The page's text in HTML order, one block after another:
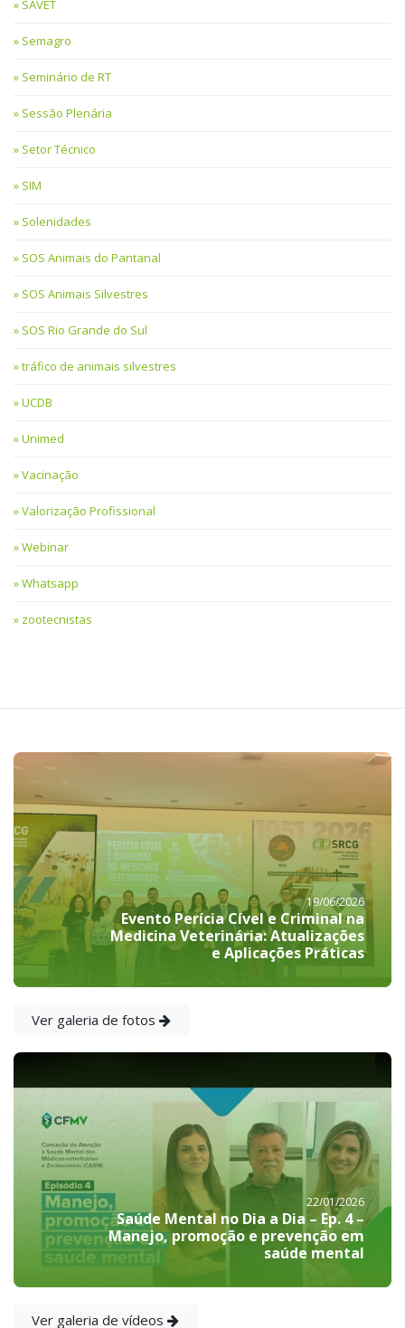
SAVET
Semagro
Seminário de RT
Sessão Plenária
Setor Técnico
SIM
Solenidades
SOS Animais do Pantanal
SOS Animais Silvestres
SOS Rio Grande do Sul
tráfico de animais silvestres
UCDB
Unimed
Vacinação
Valorização Profissional
Webinar
Whatsapp
zootecnistas
19/06/2026
Evento Perícia Cível e Criminal na
Medicina Veterinária: Atualizações
e Aplicações Práticas
Ver galeria de fotos
22/01/2026
Saúde Mental no Dia a Dia – Ep. 4 –
Manejo, promoção e prevenção em
saúde mental
Ver galeria de vídeos